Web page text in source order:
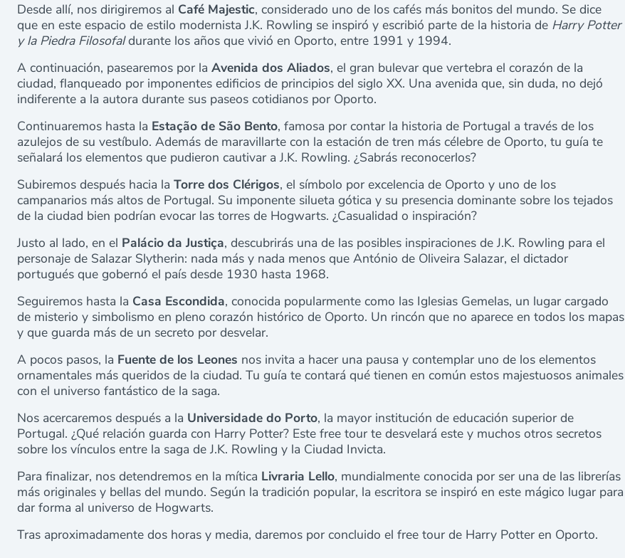
Desde allí, nos dirigiremos al Café Majestic, considerado uno de los cafés más bonitos del mundo. Se dice
que en este espacio de estilo modernista J.K. Rowling se inspiró y escribió parte de la historia de Harry Potter
y la Piedra Filosofaldurante los años que vivió en Oporto, entre 1991 y 1994.
A continuación, pasearemos por la Avenida dos Aliados, el gran bulevar que vertebra el corazón de la
ciudad, flanqueado por imponentes edificios de principios del siglo XX. Una avenida que, sin duda, no dejó
indiferente a la autora durante sus paseos cotidianos por Oporto.
Continuaremos hasta la Estação de São Bento, famosa por contar la historia de Portugal a través de los
azulejos de su vestíbulo. Además de maravillarte con la estación de tren más célebre de Oporto, tu guía te
señalará los elementos que pudieron cautivar a J.K. Rowling. ¿Sabrás reconocerlos?
Subiremos después hacia la Torre dos Clérigos, el símbolo por excelencia de Oporto y uno de los
campanarios más altos de Portugal. Su imponente silueta gótica y su presencia dominante sobre los tejados
de la ciudad bien podrían evocar las torres de Hogwarts. ¿Casualidad o inspiración?
Justo al lado, en el Palácio da Justiça, descubrirás una de las posibles inspiraciones de J.K. Rowling para el
personaje de Salazar Slytherin: nada más y nada menos que António de Oliveira Salazar, el dictador
portugués que gobernó el país desde 1930 hasta 1968.
Seguiremos hasta la Casa Escondida, conocida popularmente como las Iglesias Gemelas, un lugar cargado
de misterio y simbolismo en pleno corazón histórico de Oporto. Un rincón que no aparece en todos los mapas
y que guarda más de un secreto por desvelar.
A pocos pasos, la Fuente de los Leones nos invita a hacer una pausa y contemplar uno de los elementos
ornamentales más queridos de la ciudad. Tu guía te contará qué tienen en común estos majestuosos animales
con el universo fantástico de la saga.
Nos acercaremos después a la Universidade do Porto, la mayor institución de educación superior de
Portugal. ¿Qué relación guarda con Harry Potter? Este free tour te desvelará este y muchos otros secretos
sobre los vínculos entre la saga de J.K. Rowling y la Ciudad Invicta.
Para finalizar, nos detendremos en la mítica Livraria Lello, mundialmente conocida por ser una de las librerías
más originales y bellas del mundo. Según la tradición popular, la escritora se inspiró en este mágico lugar para
dar forma al universo de Hogwarts.
Tras aproximadamente dos horas y media, daremos por concluido el free tour de Harry Potter en Oporto.